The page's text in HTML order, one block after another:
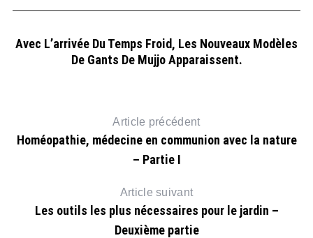
Avec L’arrivée Du Temps Froid, Les Nouveaux Modèles
De Gants De Mujjo Apparaissent.
Article précédent
Homéopathie, médecine en communion avec la nature
– Partie I
Article suivant
Les outils les plus nécessaires pour le jardin –
Deuxième partie